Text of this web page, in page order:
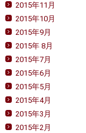
2015年11月
2015年10月
2015年9月
2015年 8月
2015年7月
2015年6月
2015年5月
2015年4月
2015年3月
2015年2月